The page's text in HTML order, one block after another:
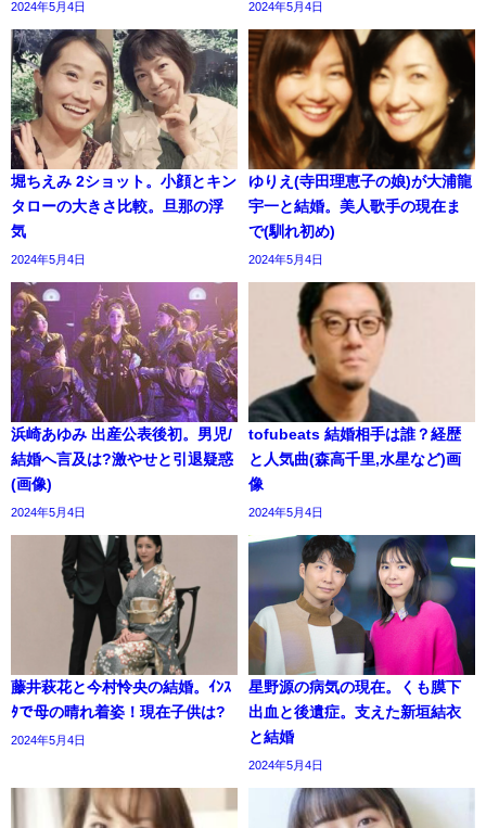
2024年5月4日 2024年5月4日
堀ちえみ 2ショット。小顔とキン
タローの大きさ比較。旦那の浮
気
2024年5月4日
ゆりえ(寺田理恵子の娘)が大浦龍
宇一と結婚。美人歌手の現在ま
で(馴れ初め)
2024年5月4日
浜崎あゆみ 出産公表後初。男児/
結婚へ言及は?激やせと引退疑惑
(画像)
2024年5月4日
tofubeats 結婚相手は誰？経歴
と人気曲(森高千里,水星など)画
像
2024年5月4日
藤井萩花と今村怜央の結婚。ｲﾝｽ
ﾀで母の晴れ着姿！現在子供は?
2024年5月4日
星野源の病気の現在。くも膜下
出血と後遺症。支えた新垣結衣
と結婚
2024年5月4日